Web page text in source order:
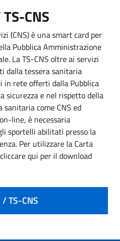
CNS
(CNS) è una smart card per
Pubblica Amministrazione
La TS-CNS oltre ai servizi
dalla tessera sanitaria
in rete offerti dalla Pubblica
sicurezza e nel rispetto della
sanitaria come CNS ed
line, è necessaria
sportelli abilitati presso la
Per utilizzare la Carta
qui per il download
TS-CNS